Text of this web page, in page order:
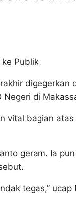
ke Publik
digegerkan
Negeri di
vital bagian
geram. Ia
tegas,” ucap